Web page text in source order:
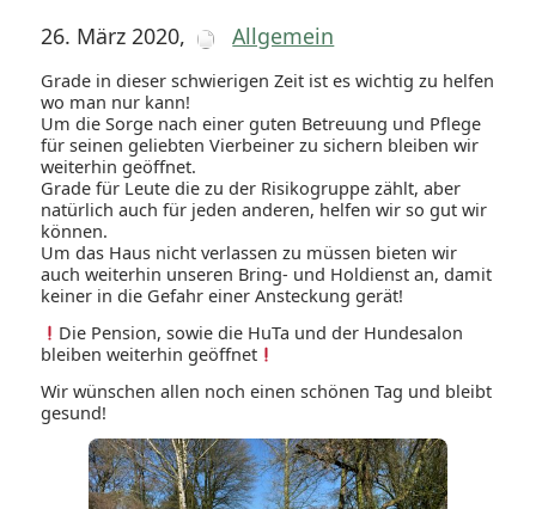
26. März 2020, Allgemein
Grade in dieser schwierigen Zeit ist es wichtig zu helfen
wo man nur kann!
Um die Sorge nach einer guten Betreuung und Pflege
für seinen geliebten Vierbeiner zu sichern bleiben wir
weiterhin geöffnet.
Grade für Leute die zu der Risikogruppe zählt, aber
natürlich auch für jeden anderen, helfen wir so gut wir
können.
Um das Haus nicht verlassen zu müssen bieten wir
auch weiterhin unseren Bring- und Holdienst an, damit
keiner in die Gefahr einer Ansteckung gerät!
Die Pension, sowie die HuTa und der Hundesalon
bleiben weiterhin geöffnet
Wir wünschen allen noch einen schönen Tag und bleibt
gesund!